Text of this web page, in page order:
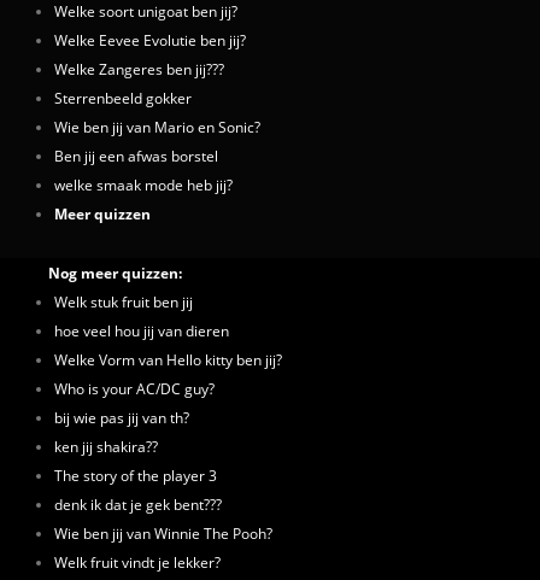
Welke soort unigoat ben jij?
Welke Eevee Evolutie ben jij?
Welke Zangeres ben jij???
Sterrenbeeld gokker
Wie ben jij van Mario en Sonic?
Ben jij een afwas borstel
welke smaak mode heb jij?
Meer quizzen
Nog meer quizzen:
Welk stuk fruit ben jij
hoe veel hou jij van dieren
Welke Vorm van Hello kitty ben jij?
Who is your AC/DC guy?
bij wie pas jij van th?
ken jij shakira??
The story of the player 3
denk ik dat je gek bent???
Wie ben jij van Winnie The Pooh?
Welk fruit vindt je lekker?